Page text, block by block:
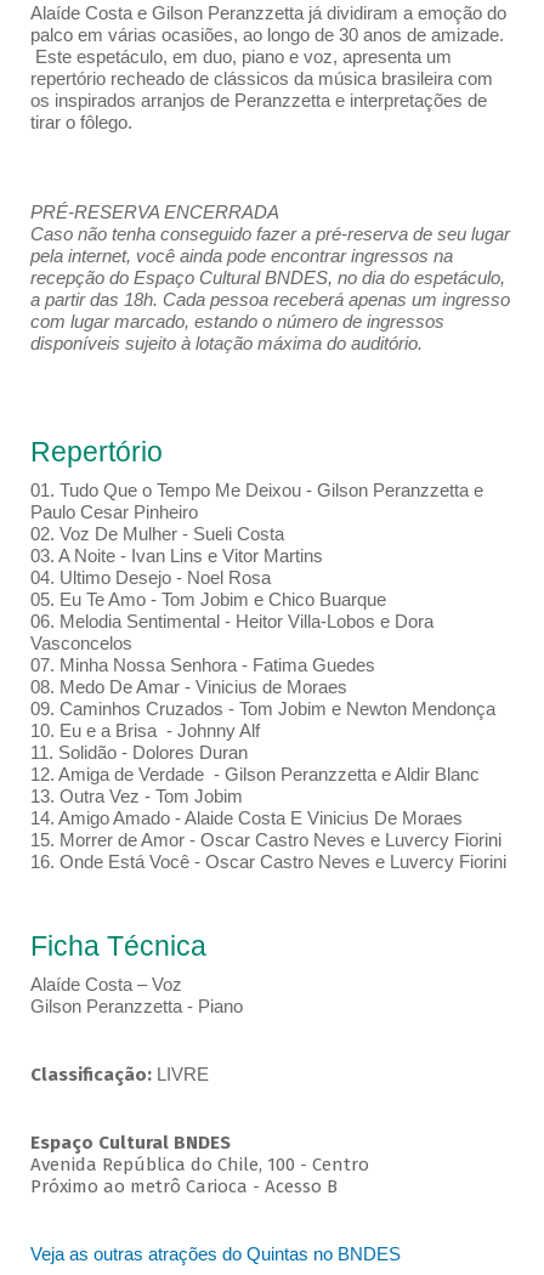
Alaíde Costa e Gilson Peranzzetta já dividiram a emoção do
palco em várias ocasiões, ao longo de 30 anos de amizade.
Este espetáculo, em duo, piano e voz, apresenta um
repertório recheado de clássicos da música brasileira com
os inspirados arranjos de Peranzzetta e interpretações de
tirar o fôlego.
PRÉ-RESERVA ENCERRADA
Caso não tenha conseguido fazer a pré-reserva de seu lugar
pela internet, você ainda pode encontrar ingressos na
recepção do Espaço Cultural BNDES, no dia do espetáculo,
a partir das 18h. Cada pessoa receberá apenas um ingresso
com lugar marcado, estando o número de ingressos
disponíveis sujeito à lotação máxima do auditório.
Repertório
01. Tudo Que o Tempo Me Deixou - Gilson Peranzzetta e
Paulo Cesar Pinheiro
02. Voz De Mulher - Sueli Costa
03. A Noite - Ivan Lins e Vitor Martins
04. Ultimo Desejo - Noel Rosa
05. Eu Te Amo - Tom Jobim e Chico Buarque
06. Melodia Sentimental - Heitor Villa-Lobos e Dora
Vasconcelos
07. Minha Nossa Senhora - Fatima Guedes
08. Medo De Amar - Vinicius de Moraes
09. Caminhos Cruzados - Tom Jobim e Newton Mendonça
10. Eu e a Brisa - Johnny Alf
11. Solidão - Dolores Duran
12. Amiga de Verdade - Gilson Peranzzetta e Aldir Blanc
13. Outra Vez - Tom Jobim
14. Amigo Amado - Alaide Costa E Vinicius De Moraes
15. Morrer de Amor - Oscar Castro Neves e Luvercy Fiorini
16. Onde Está Você - Oscar Castro Neves e Luvercy Fiorini
Ficha Técnica
Alaíde Costa – Voz
Gilson Peranzzetta - Piano
Classificação: LIVRE
Espaço Cultural BNDES
Avenida República do Chile, 100 - Centro
Próximo ao metrô Carioca - Acesso B
Veja as outras atrações do Quintas no BNDES